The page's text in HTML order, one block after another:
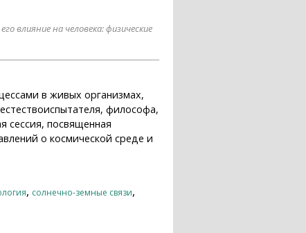
влияние на человека: физические
в живых организмах,
философа,
сессия, посвященная
о космической среде и
, солнечно-земные связи,